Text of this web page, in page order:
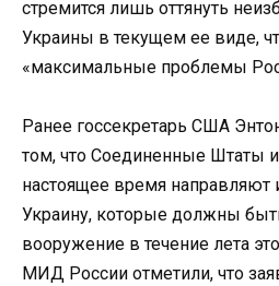
стремится лишь оттянуть
Украины в текущем ее виде,
«максимальные проблемы
Ранее госсекретарь США
том, что Соединенные Штаты
настоящее время направляют
Украину, которые должны
вооружение в течение лета
МИД России отметили, что